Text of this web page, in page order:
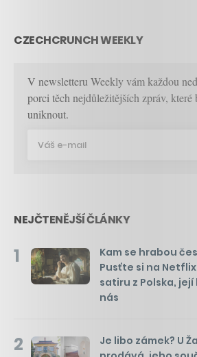
CZECHCRUNCH WEEKLY
V newsletteru Weekly vám každou
porci těch nejdůležitějších zpráv, které
uniknout.
NEJČTENĚJŠÍ ČLÁNKY
1
Kam se hrabou
Pusťte si na
satiru z Polska,
nás
2
Je libo zámek? U